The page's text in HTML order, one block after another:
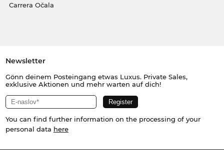
Carrera Očala
Newsletter
Gönn deinem Posteingang etwas Luxus. Private Sales,
exklusive Aktionen und mehr warten auf dich!
You can find further information on the processing of your
personal data here